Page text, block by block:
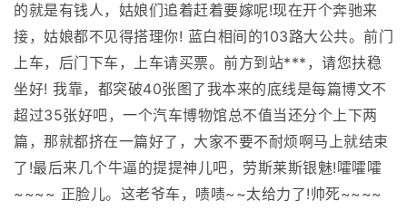
的就是有钱人，姑娘们追着赶着要嫁呢!现在开个奔驰来
接，姑娘都不见得搭理你! 蓝白相间的103路大公共。前门
上车，后门下车，上车请买票。前方到站***，请您扶稳
坐好! 我靠，都突破40张图了我本来的底线是每篇博文不
超过35张好吧，一个汽车博物馆总不值当还分个上下两
篇，那就都挤在一篇好了，大家不要不耐烦啊马上就结束
了!最后来几个牛逼的提提神儿吧，劳斯莱斯银魅!嚯嚯嚯
~~~~ 正脸儿。这老爷车，啧啧~~太给力了!帅死~~~~